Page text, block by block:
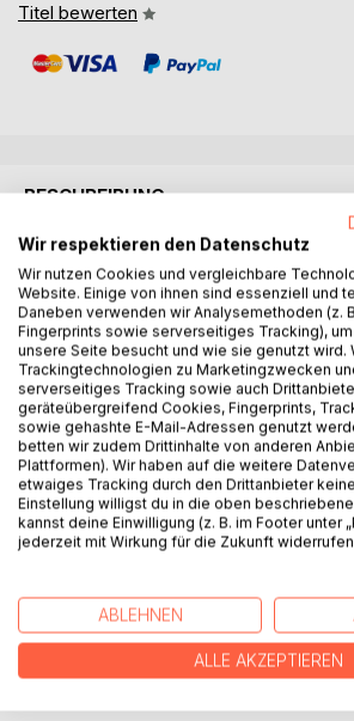
Titel bewerten
BESCHREIBUNG
ÖPNV verstehen. ÖPNV gestalten.
Praxisnah. Verständlich. Direkt aus dem
Dieses Lehr- und Arbeitsbuch vermittelt
und weiterführendes Fachwissen des
Personennahverkehrs klar strukturiert,
didaktisch durchdacht. Es verbindet
Betrieb und Zukunftsthemen zu einem
Gesamtbild und richtet sich an
Quereinsteiger*innen, Fachkräfte, und
Fundament für ihre berufliche
Personenverkehr suchen.
Didaktisch durchdacht für nachhaltiges
praxisnahe Szenarien unterstützen ein
Lernen, und eignen sich ideal für
Prüfungsvorbereitung und betriebliche
Wir respektieren den Datenschutz
Wir nutzen Cookies und vergleichbare
Website. Einige von ihnen sind essenziell und
Daneben verwenden wir Analysemethoden (z.
Fingerprints sowie serverseitiges Tracking),
unsere Seite besucht und wie sie genutzt wird.
Trackingtechnologien zu Marketingzwecken
serverseitiges Tracking sowie auch
geräteübergreifend Cookies, Fingerprints,
sowie gehashte E-Mail-Adressen genutzt
betten wir zudem Drittinhalte von anderen
Plattformen). Wir haben auf die weitere
etwaiges Tracking durch den Drittanbieter
Einstellung willigst du in die oben
kannst deine Einwilligung (z. B. im Footer unter
jederzeit mit Wirkung für die Zukunft
ABLEHNEN
ALLE AKZEPTIEREN